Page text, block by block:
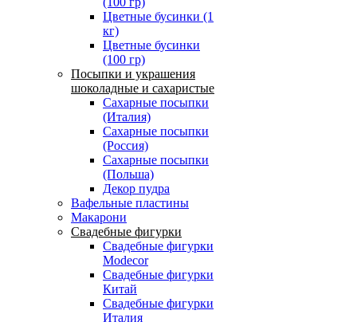
Цветные бусинки (1
кг)
Цветные бусинки
(100 гр)
Посыпки и украшения
шоколадные и сахаристые
Сахарные посыпки
(Италия)
Сахарные посыпки
(Россия)
Сахарные посыпки
(Польша)
Декор пудра
Вафельные пластины
Макарони
Свадебные фигурки
Свадебные фигурки
Modecor
Свадебные фигурки
Китай
Свадебные фигурки
Италия